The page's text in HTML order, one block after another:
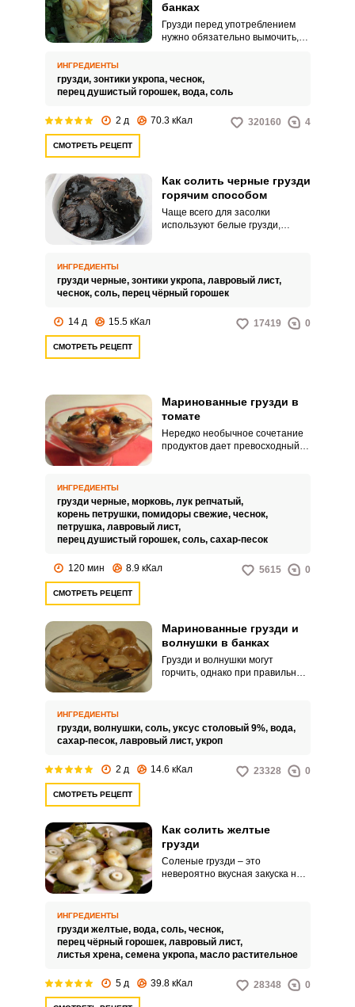
банках
Грузди перед употреблением
нужно обязательно вымочить,
и придающую им горечь. Грузди
будем использовать белые,
эстетичный вид.
ИНГРЕДИЕНТЫ
грузди, зонтики укропа, чеснок,
перец душистый горошек, вода, соль
2 д 70.3 кКал 320160 4
СМОТРЕТЬ РЕЦЕПТ
Как солить черные грузди
горячим способом
Чаще всего для засолки
используют белые грузди,
собирайте такие грибы и
заготавливайте на зиму горячим
способом.
ИНГРЕДИЕНТЫ
грузди черные, зонтики укропа, лавровый лист,
чеснок, соль, перец чёрный горошек
14 д 15.5 кКал 17419 0
СМОТРЕТЬ РЕЦЕПТ
Маринованные грузди в
томате
Нередко необычное сочетание
продуктов дает превосходный
необыкновенная: пикантный
томатный соус и хрустящие
грибочки.
ИНГРЕДИЕНТЫ
грузди черные, морковь, лук репчатый,
корень петрушки, помидоры свежие, чеснок,
петрушка, лавровый лист,
перец душистый горошек, соль, сахар-песок
120 мин 8.9 кКал 5615 0
СМОТРЕТЬ РЕЦЕПТ
Маринованные грузди и
волнушки в банках
Грузди и волнушки могут
горчить, однако при правильной
вкусные маринованные грибы,
которые к тому же отлично
хранятся всю зиму.
ИНГРЕДИЕНТЫ
грузди, волнушки, соль, уксус столовый 9%, вода,
сахар-песок, лавровый лист, укроп
2 д 14.6 кКал 23328 0
СМОТРЕТЬ РЕЦЕПТ
Как солить желтые
грузди
Соленые грузди – это
невероятно вкусная закуска на
ИНГРЕДИЕНТЫ
грузди желтые, вода, соль, чеснок,
перец чёрный горошек, лавровый лист,
листья хрена, семена укропа, масло растительное
5 д 39.8 кКал 28348 0
ВХОД НА САЙТ РЕГИСТРАЦИЯ
Войдите
с помощью социальных сетей:
или